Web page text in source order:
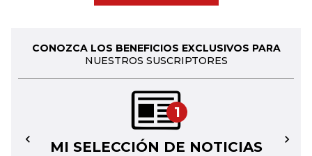
CONOZCA LOS BENEFICIOS EXCLUSIVOS PARA
NUESTROS SUSCRIPTORES
1
MI SELECCIÓN DE NOTICIAS
← →